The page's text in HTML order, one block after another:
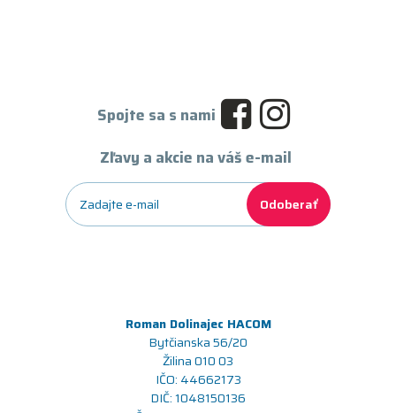
Spojte sa s nami
Zľavy a akcie na váš e-mail
Odoberať
Roman Dolinajec HACOM
Bytčianska 56/20
Žilina 010 03
IČO: 44662173
DIČ: 1048150136